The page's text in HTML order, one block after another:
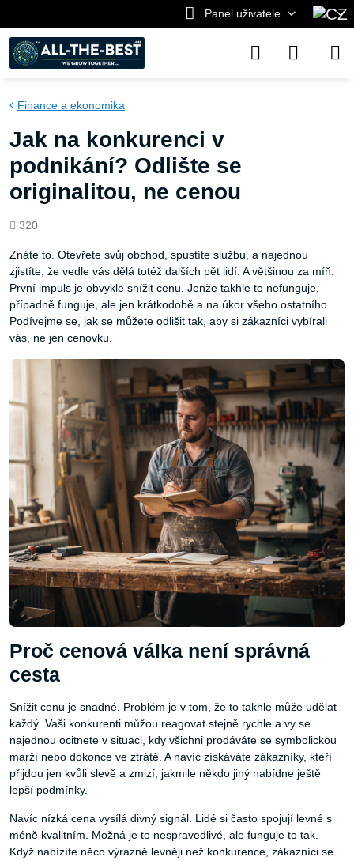
Panel uživatele
Finance a ekonomika
Jak na konkurenci v
podnikání? Odlište se
originalitou, ne cenou
Počet
320
Znáte to. Otevřete svůj obchod, spustíte službu, a najednou
zjistíte, že vedle vás dělá totéž dalších pět lidí. A většinou za míň.
První impuls je obvykle snížit cenu. Jenže takhle to nefunguje,
případně funguje, ale jen krátkodobě a na úkor všeho ostatního.
Podívejme se, jak se můžete odlišit tak, aby si zákazníci vybírali
vás, ne jen cenovku.
Proč cenová válka není správná
cesta
Snížit cenu je snadné. Problém je v tom, že to takhle může udělat
každý. Vaši konkurenti můžou reagovat stejně rychle a vy se
najednou ocitnete v situaci, kdy všichni prodáváte se symbolickou
marží nebo dokonce ve ztrátě. A navíc získáváte zákazníky, kteří
přijdou jen kvůli slevě a zmizí, jakmile někdo jiný nabídne ještě
lepší podmínky.
Navíc nízká cena vysílá divný signál. Lidé si často spojují levné s
méně kvalitním. Možná je to nespravedlivé, ale funguje to tak.
Když nabízíte něco výrazně levněji než konkurence, zákazníci se